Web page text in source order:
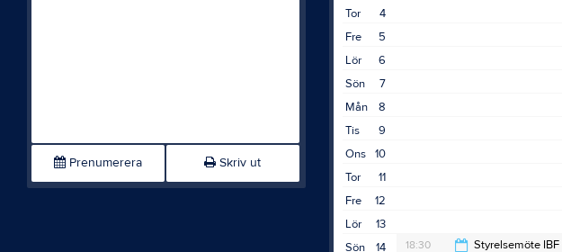
Prenumerera Skriv ut
4
Tor
5
Fre
6
Lör
7
Sön
8
Mån
9
Tis
10
Ons
11
Tor
12
Fre
13
Lör
14
Sön 18:30 Styrelsemöte IBF